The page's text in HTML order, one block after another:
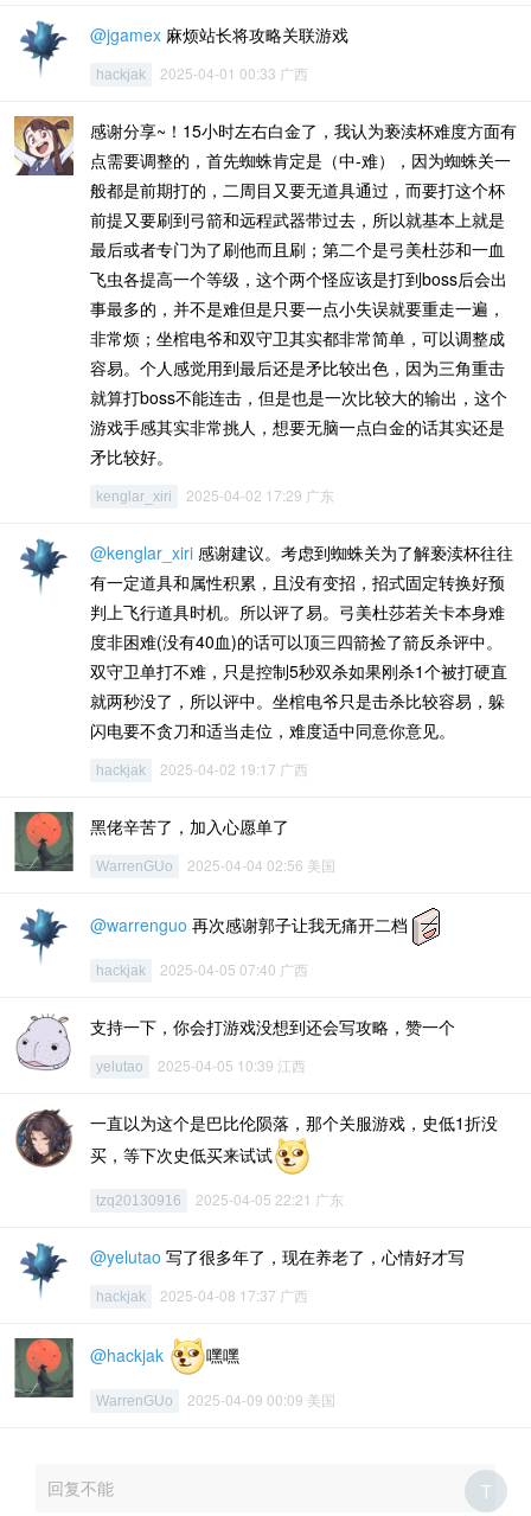
@jgamex 麻烦站长将攻略关联游戏
hackjak 2025-04-01 00:33 广西
感谢分享~！15小时左右白金了，我认为亵渎杯难度方面有
点需要调整的，首先蜘蛛肯定是（中-难），因为蜘蛛关一
般都是前期打的，二周目又要无道具通过，而要打这个杯
前提又要刷到弓箭和远程武器带过去，所以就基本上就是
最后或者专门为了刷他而且刷；第二个是弓美杜莎和一血
飞虫各提高一个等级，这个两个怪应该是打到boss后会出
事最多的，并不是难但是只要一点小失误就要重走一遍，
非常烦；坐棺电爷和双守卫其实都非常简单，可以调整成
容易。个人感觉用到最后还是矛比较出色，因为三角重击
就算打boss不能连击，但是也是一次比较大的输出，这个
游戏手感其实非常挑人，想要无脑一点白金的话其实还是
矛比较好。
kenglar_xiri 2025-04-02 17:29 广东
@kenglar_xiri 感谢建议。考虑到蜘蛛关为了解亵渎杯往往
有一定道具和属性积累，且没有变招，招式固定转换好预
判上飞行道具时机。所以评了易。弓美杜莎若关卡本身难
度非困难(没有40血)的话可以顶三四箭捡了箭反杀评中。
双守卫单打不难，只是控制5秒双杀如果刚杀1个被打硬直
就两秒没了，所以评中。坐棺电爷只是击杀比较容易，躲
闪电要不贪刀和适当走位，难度适中同意你意见。
hackjak 2025-04-02 19:17 广西
黑佬辛苦了，加入心愿单了
WarrenGUo 2025-04-04 02:56 美国
@warrenguo 再次感谢郭子让我无痛开二档
hackjak 2025-04-05 07:40 广西
支持一下，你会打游戏没想到还会写攻略，赞一个
yelutao 2025-04-05 10:39 江西
一直以为这个是巴比伦陨落，那个关服游戏，史低1折没
买，等下次史低买来试试
tzq20130916 2025-04-05 22:21 广东
@yelutao 写了很多年了，现在养老了，心情好才写
hackjak 2025-04-08 17:37 广西
@hackjak 嘿嘿
WarrenGUo 2025-04-09 00:09 美国
回复不能 T